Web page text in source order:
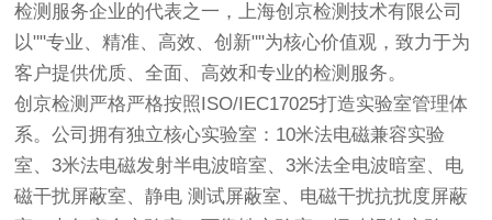
检测服务企业的代表之一，上海创京检测技术有限公司
以""专业、精准、高效、创新""为核心价值观，致力于为
客户提供优质、全面、高效和专业的检测服务。
创京检测 严格严格按照ISO/IEC17025打造实验室管理体
系。公司拥有独立核心实验室：10米法电磁兼容实验
室、3米法电磁发射半电波暗室、3米法全电波暗室、电
磁干扰屏蔽室、静电 测试屏蔽室、电磁干扰抗扰度屏蔽